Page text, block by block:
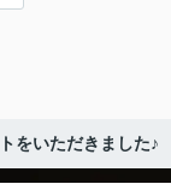
をいただきました♪